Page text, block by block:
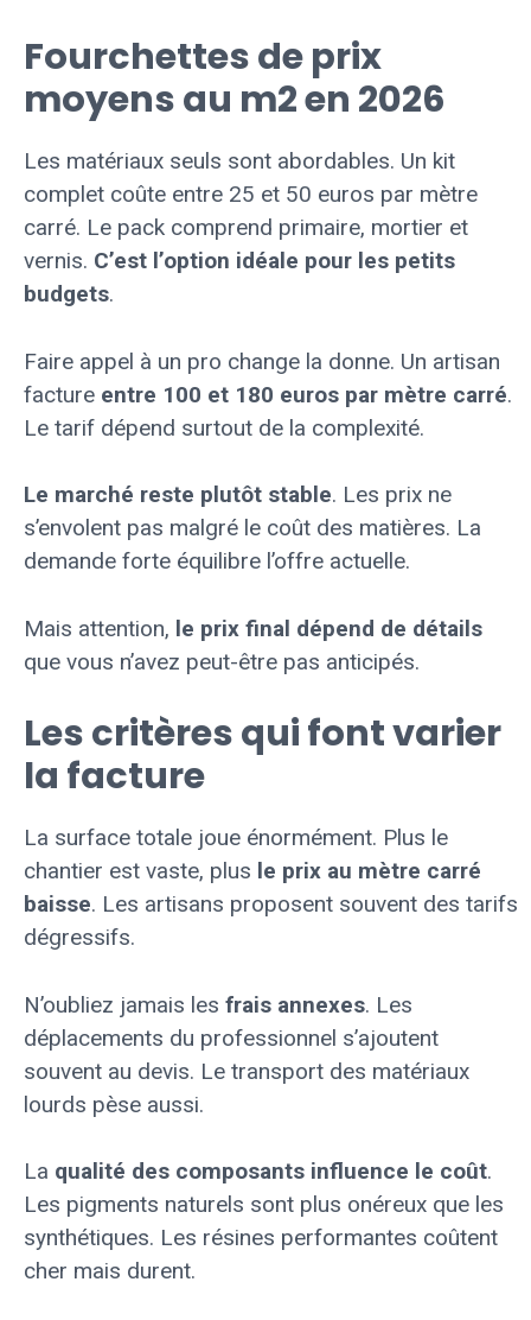
Fourchettes de prix
moyens au m2 en 2026
Les matériaux seuls sont abordables. Un kit
complet coûte entre 25 et 50 euros par mètre
carré. Le pack comprend primaire, mortier et
vernis. C’est l’option idéale pour les petits
budgets.
Faire appel à un pro change la donne. Un artisan
facture entre 100 et 180 euros par mètre carré.
Le tarif dépend surtout de la complexité.
Le marché reste plutôt stable. Les prix ne
s’envolent pas malgré le coût des matières. La
demande forte équilibre l’offre actuelle.
Mais attention, le prix final dépend de détails
que vous n’avez peut-être pas anticipés.
Les critères qui font varier
la facture
La surface totale joue énormément. Plus le
chantier est vaste, plus le prix au mètre carré
baisse. Les artisans proposent souvent des tarifs
dégressifs.
N’oubliez jamais les frais annexes. Les
déplacements du professionnel s’ajoutent
souvent au devis. Le transport des matériaux
lourds pèse aussi.
La qualité des composants influence le coût.
Les pigments naturels sont plus onéreux que les
synthétiques. Les résines performantes coûtent
cher mais durent.